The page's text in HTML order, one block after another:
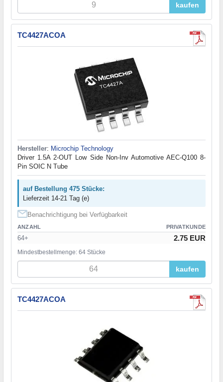
kaufen
TC4427ACOA
Hersteller: Microchip Technology
Driver 1.5A 2-OUT Low Side Non-Inv Automotive AEC-Q100 8-
Pin SOIC N Tube
auf Bestellung 475 Stücke:
Lieferzeit 14-21 Tag (e)
Benachrichtigung bei Verfügbarkeit
ANZAHL PRIVATKUNDE
64+ 2.75 EUR
Mindestbestellmenge: 64 Stücke
kaufen
TC4427ACOA